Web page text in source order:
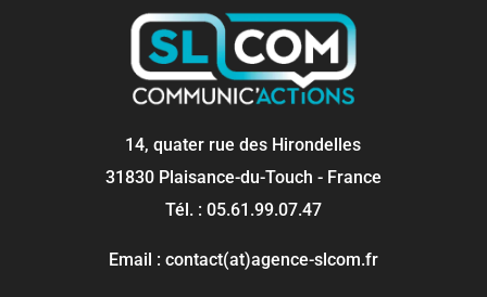
14, quater rue des Hirondelles
31830 Plaisance-du-Touch - France
Tél. : 05.61.99.07.47
Email : contact(at)agence-slcom.fr